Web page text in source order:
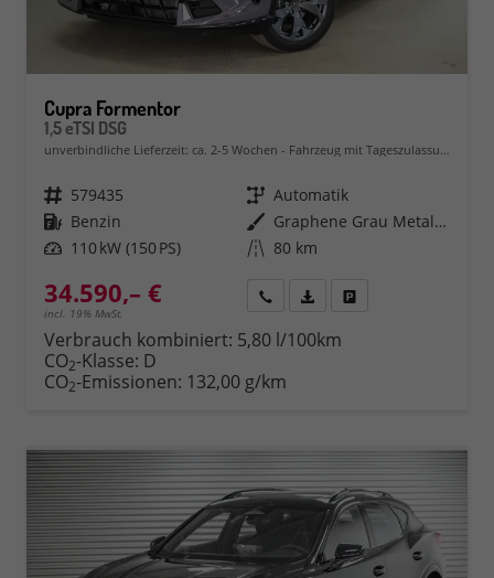
Cupra Formentor
1,5 eTSI DSG
unverbindliche Lieferzeit: ca. 2-5 Wochen Fahrzeug mit Tageszulassung
Fahrzeugnr. 579435 Getriebe Automatik
Kraftstoff Benzin Außenfarbe
Graphene Grau Metallic (R6)
Leistung 110 kW (150 PS) Kilometerstand 80 km
34.590,– €
incl. 19% MwSt.
Rückruf PDF-Datei, Fahrzeugexposé
Verbrauch kombiniert: 5,80 l/100km
CO2-Klasse: D
CO2-Emissionen: 132,00 g/km